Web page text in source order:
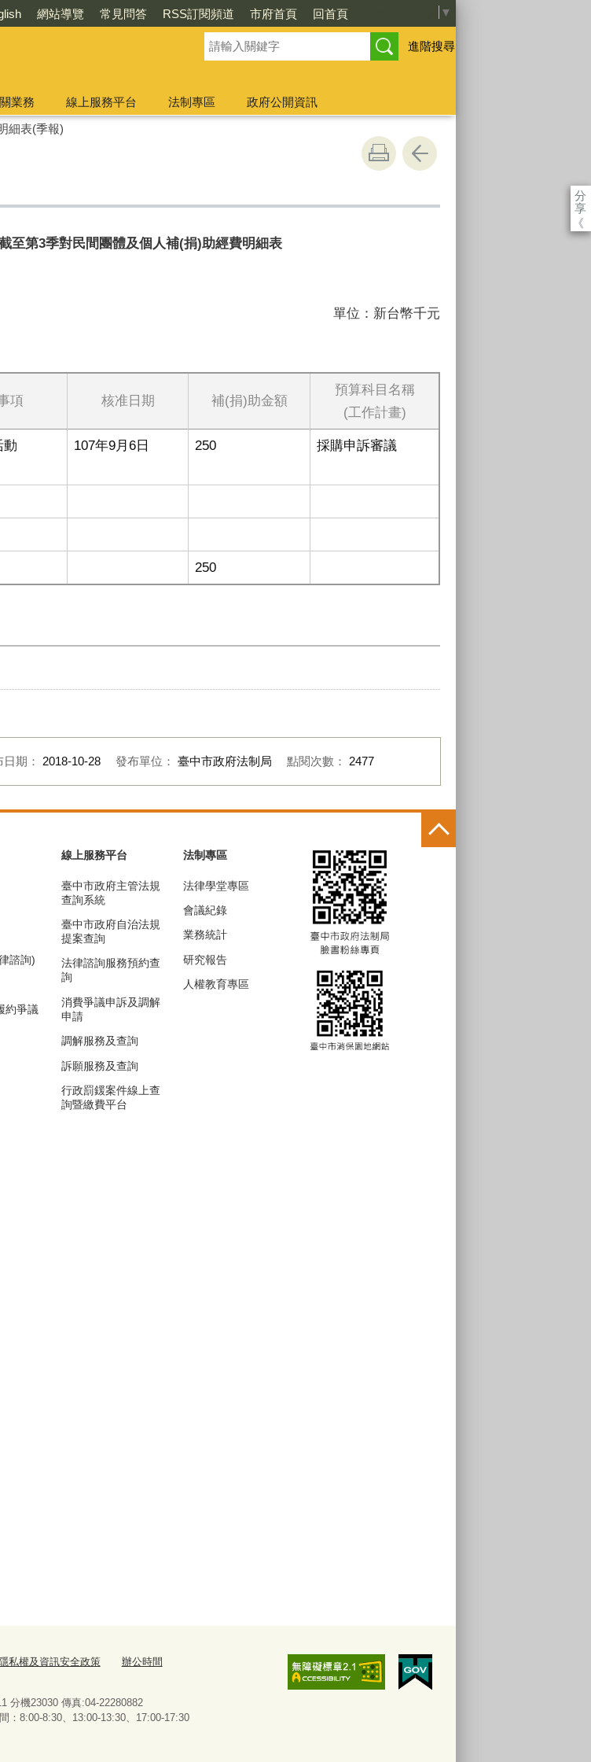
網站導覽 常見問答 RSS訂閱頻道 市府首頁 回首頁 ▼
進階搜尋
業務 線上服務平台 法制專區
政府公開資訊
細表(季報)
分
享
《
至第3季對民間團體及個人補(捐)助經費明細表
單位：新台幣千元
項 核准日期 補(捐)助金額
預算科目名稱
(工作計畫)
動
107年9月6日 250 採購申訴審議
250
日期： 2018-10-28 發布單位： 臺中市政府法制局 點閱次數： 2477
諮詢)
約爭議
線上服務平台
臺中市政府主管法規
查詢系統
臺中市政府自治法規
提案查詢
法律諮詢服務預約查
詢
消費爭議申訴及調解
申請
調解服務及查詢
訴願服務及查詢
行政罰鍰案件線上查
詢暨繳費平台
法制專區
法律學堂專區
會議紀錄
業務統計
研究報告
人權教育專區
隱私權及資訊安全政策 辦公時間
分機23030 傳真:04-22280882
：8:00-8:30、13:00-13:30、17:00-17:30